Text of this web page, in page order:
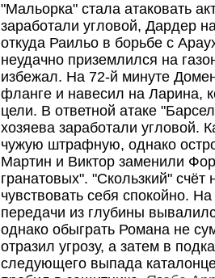
"Мальорка" стала атаковать
заработали угловой, Дардер
откуда Раильо в борьбе с
неудачно приземлился на
избежал. На 72-й минуте
фланге и навесил на Ларина,
цели. В ответной атаке
хозяева заработали угловой.
чужую штрафную, однако
Мартин и Виктор заменили
гранатовых". "Скользкий"
чувствовать себя спокойно.
передачи из глубины
однако обыграть Романа не
отразил угрозу, а затем в
следующего выпада